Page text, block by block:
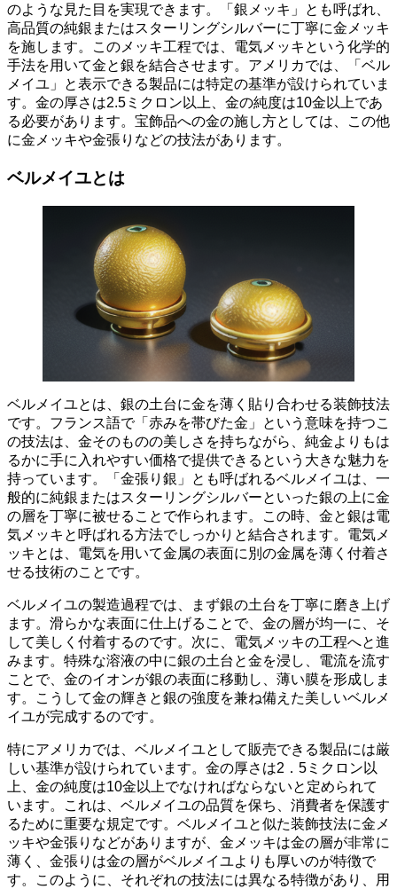
のような見た目を実現できます。「銀メッキ」とも呼ばれ、
高品質の純銀またはスターリングシルバーに丁寧に金メッキ
を施します。このメッキ工程では、電気メッキという化学的
手法を用いて金と銀を結合させます。アメリカでは、「ベル
メイユ」と表示できる製品には特定の基準が設けられていま
す。金の厚さは2.5ミクロン以上、金の純度は10金以上であ
る必要があります。宝飾品への金の施し方としては、この他
に金メッキや金張りなどの技法があります。
ベルメイユとは
ベルメイユとは、銀の土台に金を薄く貼り合わせる装飾技法
です。フランス語で「赤みを帯びた金」という意味を持つこ
の技法は、金そのものの美しさを持ちながら、純金よりもは
るかに手に入れやすい価格で提供できるという大きな魅力を
持っています。「金張り銀」とも呼ばれるベルメイユは、一
般的に純銀またはスターリングシルバーといった銀の上に金
の層を丁寧に被せることで作られます。この時、金と銀は電
気メッキと呼ばれる方法でしっかりと結合されます。電気メ
ッキとは、電気を用いて金属の表面に別の金属を薄く付着さ
せる技術のことです。
ベルメイユの製造過程では、まず銀の土台を丁寧に磨き上げ
ます。滑らかな表面に仕上げることで、金の層が均一に、そ
して美しく付着するのです。次に、電気メッキの工程へと進
みます。特殊な溶液の中に銀の土台と金を浸し、電流を流す
ことで、金のイオンが銀の表面に移動し、薄い膜を形成しま
す。こうして金の輝きと銀の強度を兼ね備えた美しいベルメ
イユが完成するのです。
特にアメリカでは、ベルメイユとして販売できる製品には厳
しい基準が設けられています。金の厚さは2．5ミクロン以
上、金の純度は10金以上でなければならないと定められて
います。これは、ベルメイユの品質を保ち、消費者を保護す
るために重要な規定です。ベルメイユと似た装飾技法に金メ
ッキや金張りなどがありますが、金メッキは金の層が非常に
薄く、金張りは金の層がベルメイユよりも厚いのが特徴で
す。このように、それぞれの技法には異なる特徴があり、用